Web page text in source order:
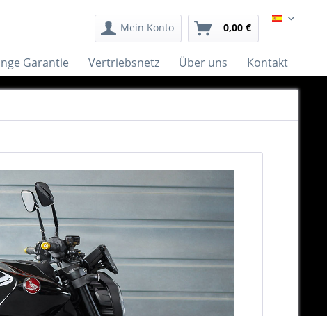
Mein Konto 0,00 € Español
Garantie Vertriebsnetz Über uns Kontakt